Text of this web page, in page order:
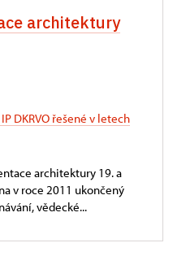
architektury
DKRVO řešené v letech
architektury 19. a
v roce 2011 ukončený
vědecké...